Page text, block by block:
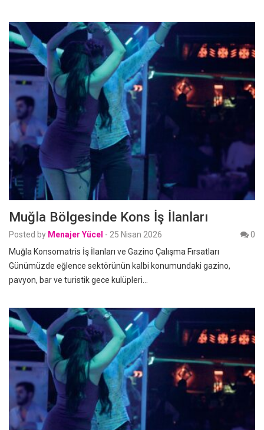
Muğla Bölgesinde Kons İş İlanları
Posted by Menajer Yücel - 25 Nisan 2026
0
Muğla Konsomatris İş İlanları ve Gazino Çalışma Fırsatları
Günümüzde eğlence sektörünün kalbi konumundaki gazino,
pavyon, bar ve turistik gece kulüpleri…